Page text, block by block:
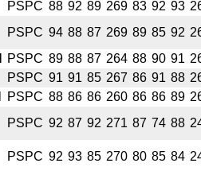
PSPC 88 92 89 269 83 92 93
PSPC 94 88 87 269 89 85 92
PSPC 89 88 87 264 88 90 91
PSPC 91 91 85 267 86 91 88
PSPC 88 86 86 260 86 86 89
PSPC 92 87 92 271 87 74 88
PSPC 92 93 85 270 80 85 84